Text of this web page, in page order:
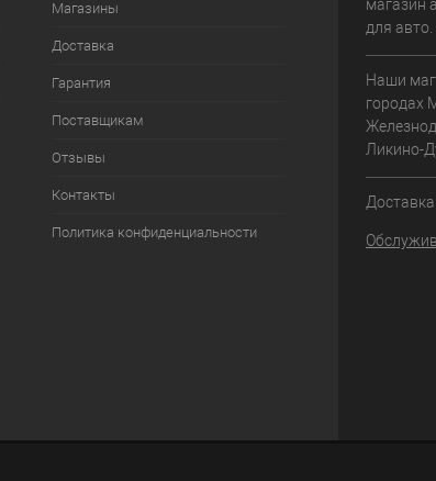
Магазины
Доставка
Гарантия
Поставщикам
Отзывы
Контакты
Политика конфиденциальности
магазин
для
Наши
городах
Ликино-